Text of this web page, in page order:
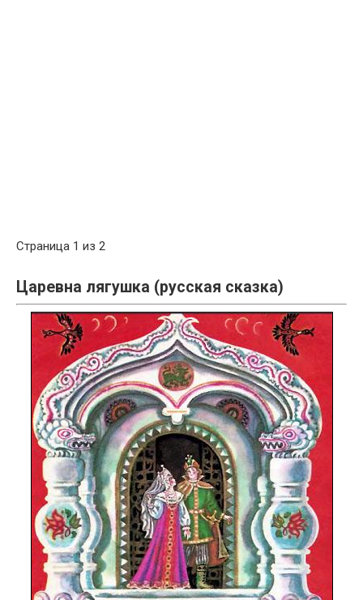
Страница 1 из 2
Царевна лягушка (русская сказка)